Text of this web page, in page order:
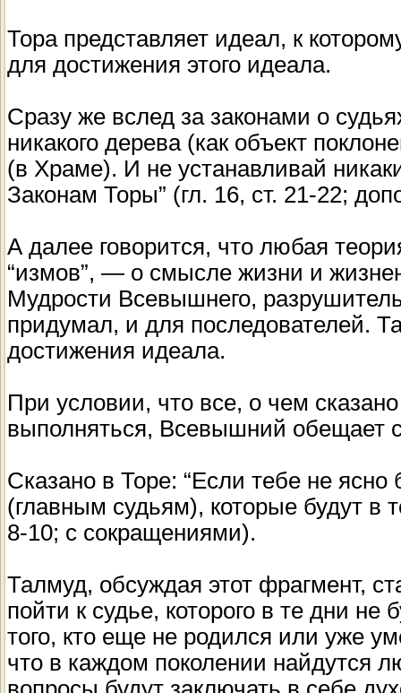
Тора представляет идеал, к
для достижения этого идеала.
Сразу же вслед за законами о
никакого дерева (как объект
(в Храме). И не устанавливай
Законам Торы” (гл. 16, ст. 21-22;
А далее говорится, что любая
“измов”, — о смысле жизни и
Мудрости Всевышнего,
придумал, и для последователей.
достижения идеала.
При условии, что все, о чем
выполняться, Всевышний обещает
Сказано в Торе: “Если тебе не ясно
(главным судьям), которые будут в
8-10; с сокращениями).
Талмуд, обсуждая этот фрагмент,
пойти к судье, которого в те дни
того, кто еще не родился или уже
что в каждом поколении найдутся